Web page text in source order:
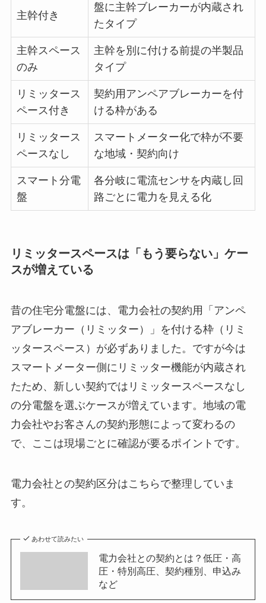
主幹付き
盤に主幹ブレーカーが内蔵され
たタイプ
主幹スペース
のみ
主幹を別に付ける前提の半製品
タイプ
リミッタース
ペース付き
契約用アンペアブレーカーを付
ける枠がある
リミッタース
ペースなし
スマートメーター化で枠が不要
な地域・契約向け
スマート分電
盤
各分岐に電流センサを内蔵し回
路ごとに電力を見える化
リミッタースペースは「もう要らない」ケー
スが増えている
昔の住宅分電盤には、電力会社の契約用「アンペ
アブレーカー（リミッター）」を付ける枠（リミ
ッタースペース）が必ずありました。ですが今は
スマートメーター側にリミッター機能が内蔵され
たため、新しい契約ではリミッタースペースなし
の分電盤を選ぶケースが増えています。地域の電
力会社やお客さんの契約形態によって変わるの
で、ここは現場ごとに確認が要るポイントです。
電力会社との契約区分はこちらで整理していま
す。
あわせて読みたい
電力会社との契約とは？低圧・高
圧・特別高圧、契約種別、申込み
など